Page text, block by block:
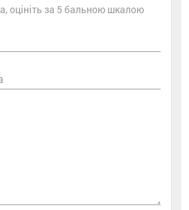
оцініть за 5 бальною шкалою